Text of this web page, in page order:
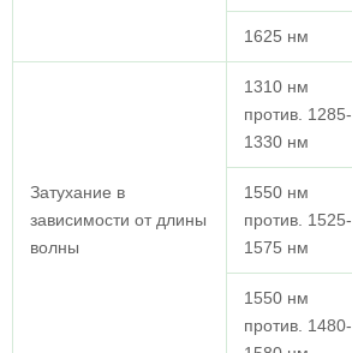
1625 нм
Затухание в
зависимости от длины
волны
1310 нм
против. 1285-
1330 нм
1550 нм
против. 1525-
1575 нм
1550 нм
против. 1480-